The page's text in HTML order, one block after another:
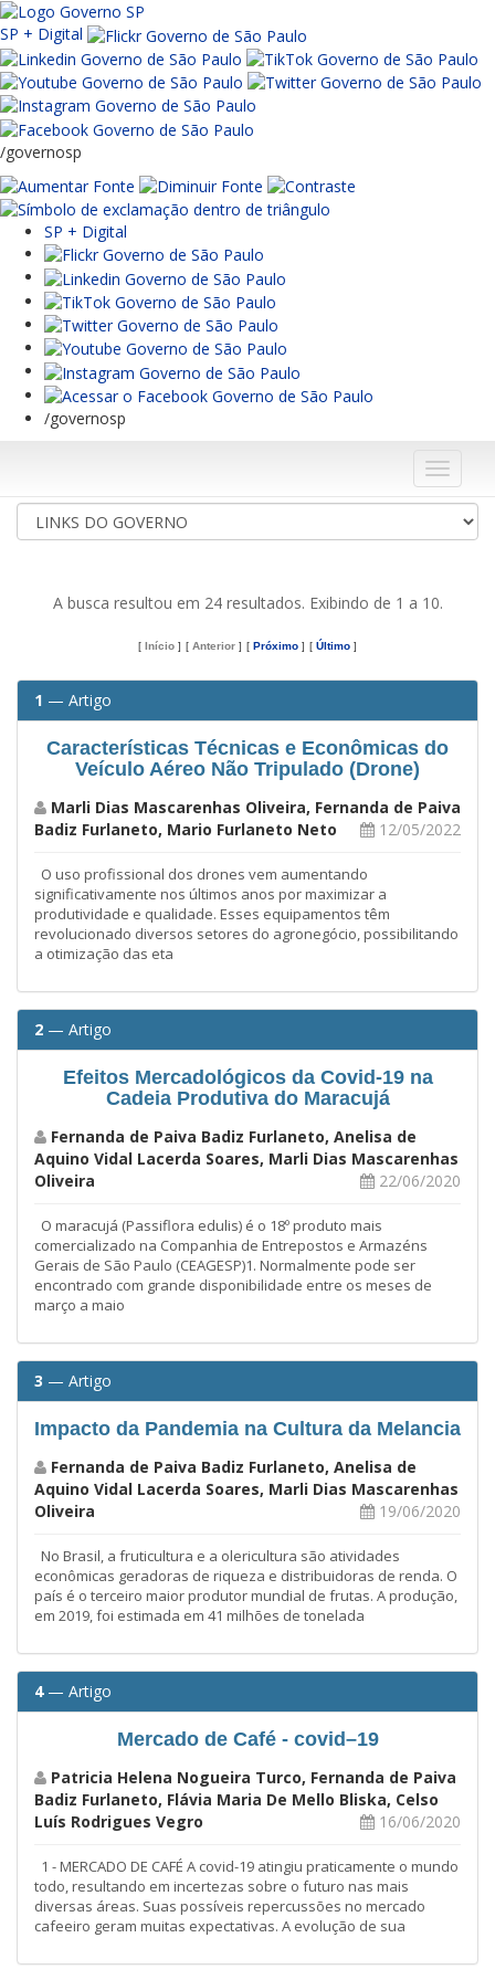
SP + Digital
/governosp
SP + Digital
/governosp
Menu
A busca resultou em 24 resultados. Exibindo de 1 a 10.
[ Início ] [ Anterior ] [ Próximo ] [ Último ]
1 — Artigo
Características Técnicas e Econômicas do
Veículo Aéreo Não Tripulado (Drone)
Marli Dias Mascarenhas Oliveira, Fernanda de Paiva
Badiz Furlaneto, Mario Furlaneto Neto
12/05/2022
O uso profissional dos drones vem aumentando
significativamente nos últimos anos por maximizar a
produtividade e qualidade. Esses equipamentos têm
revolucionado diversos setores do agronegócio, possibilitando
a otimização das eta
2 — Artigo
Efeitos Mercadológicos da Covid-19 na
Cadeia Produtiva do Maracujá
Fernanda de Paiva Badiz Furlaneto, Anelisa de
Aquino Vidal Lacerda Soares, Marli Dias Mascarenhas
Oliveira
22/06/2020
O maracujá (Passiflora edulis) é o 18º produto mais
comercializado na Companhia de Entrepostos e Armazéns
Gerais de São Paulo (CEAGESP)1. Normalmente pode ser
encontrado com grande disponibilidade entre os meses de
março a maio
3 — Artigo
Impacto da Pandemia na Cultura da Melancia
Fernanda de Paiva Badiz Furlaneto, Anelisa de
Aquino Vidal Lacerda Soares, Marli Dias Mascarenhas
Oliveira
19/06/2020
No Brasil, a fruticultura e a olericultura são atividades
econômicas geradoras de riqueza e distribuidoras de renda. O
país é o terceiro maior produtor mundial de frutas. A produção,
em 2019, foi estimada em 41 milhões de tonelada
4— Artigo
Mercado de Café - covid–19
Patricia Helena Nogueira Turco, Fernanda de Paiva
Badiz Furlaneto, Flávia Maria De Mello Bliska, Celso
Luís Rodrigues Vegro
16/06/2020
1 - MERCADO DE CAFÉ A covid-19 atingiu praticamente o mundo
todo, resultando em incertezas sobre o futuro nas mais
diversas áreas. Suas possíveis repercussões no mercado
cafeeiro geram muitas expectativas. A evolução de sua